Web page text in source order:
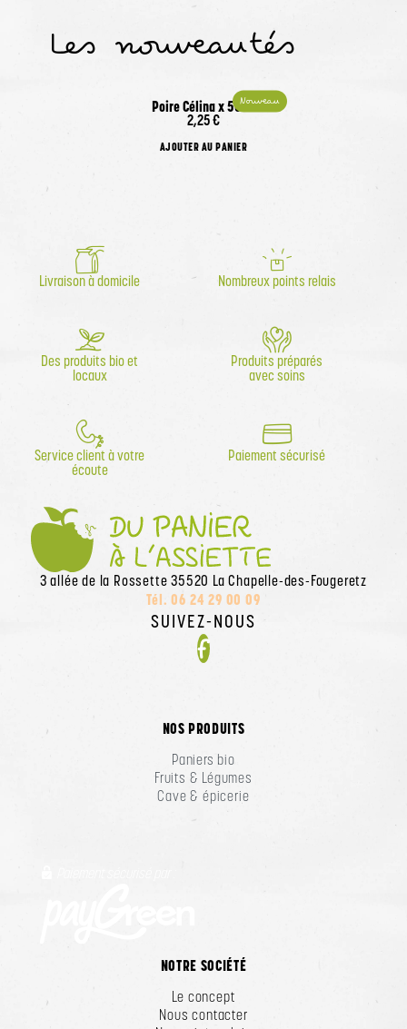
Les nouveautés
Nouveau
Produit actuellement indisponible
Poire Célina x 500G
2,25 €
AJOUTER AU PANIER
Livraison à domicile Nombreux points relais
Des produits bio et
locaux
Produits préparés
avec soins
Service client à votre
écoute
Paiement sécurisé
3 allée de la Rossette 35520 La Chapelle-des-Fougeretz
Tél. 06 24 29 00 09
SUIVEZ-NOUS
Facebook
NOS PRODUITS
Paniers bio
Fruits & Légumes
Cave & épicerie
NOTRE SOCIÉTÉ
Le concept
Nous contacter